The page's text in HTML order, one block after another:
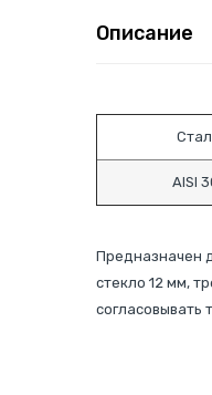
Описание
AISI
Предназначен
стекло 12 мм,
согласовывать